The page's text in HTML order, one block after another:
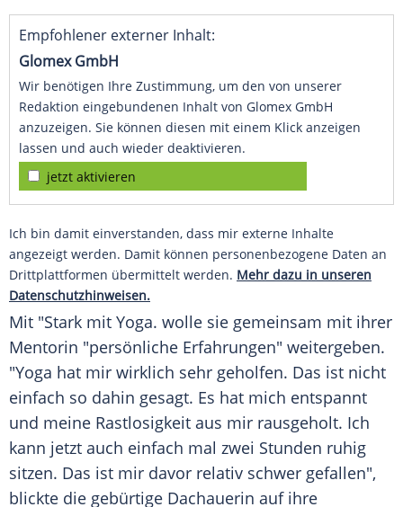
Empfohlener externer Inhalt:
Glomex GmbH
Wir benötigen Ihre Zustimmung, um den von unserer
Redaktion eingebundenen Inhalt von Glomex GmbH
anzuzeigen. Sie können diesen mit einem Klick anzeigen
lassen und auch wieder deaktivieren.
jetzt aktivieren
Ich bin damit einverstanden, dass mir externe Inhalte
angezeigt werden. Damit können personenbezogene Daten an
Drittplattformen übermittelt werden. Mehr dazu in unseren
Datenschutzhinweisen.
Mit "Stark mit Yoga. wolle sie gemeinsam mit ihrer
Mentorin "persönliche Erfahrungen" weitergeben.
"Yoga hat mir wirklich sehr geholfen. Das ist nicht
einfach so dahin gesagt. Es hat mich entspannt
und meine Rastlosigkeit aus mir rausgeholt. Ich
kann jetzt auch einfach mal zwei Stunden ruhig
sitzen. Das ist mir davor relativ schwer gefallen",
blickte die gebürtige Dachauerin auf ihre